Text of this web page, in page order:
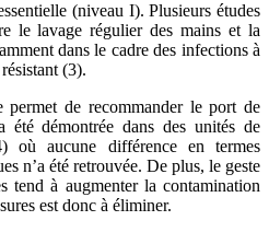
(niveau I). Plusieurs études
le lavage régulier des mains et la
dans le cadre des infections à
(3).
permet de recommander le port de
été démontrée dans des unités de
où aucune différence en termes
n’a été retrouvée. De plus, le geste
tend à augmenter la contamination
est donc à éliminer.